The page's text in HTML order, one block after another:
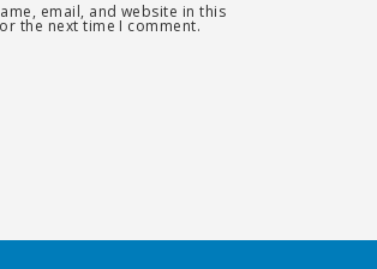
email, and website in this
the next time I comment.